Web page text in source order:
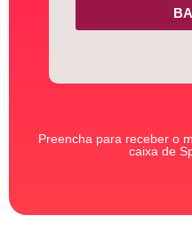
Preencha para receber o
caixa de